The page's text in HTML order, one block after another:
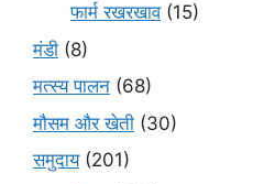
फार्म रखरखाव(15)
मंडी (8)
मत्स्य पालन (68)
मौसम और खेती (30)
समुदाय(201)